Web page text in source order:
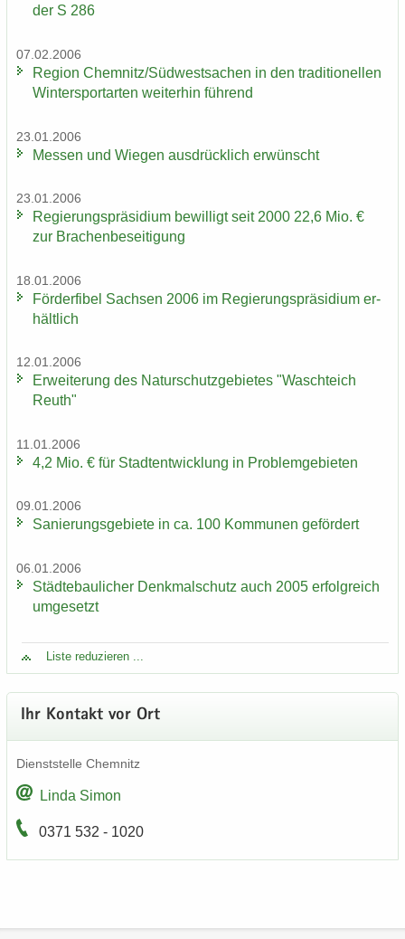
der S 286
07.02.2006
Re­gi­on Chem­nitz/Süd­west­sa­chen in den tra­di­tio­nel­len
Win­ter­sport­ar­ten wei­ter­hin füh­rend
23.01.2006
Mes­sen und Wie­gen aus­drück­lich er­wünscht
23.01.2006
Re­gie­rungs­prä­si­di­um be­wil­ligt seit 2000 22,6 Mio. €
zur Bra­chen­be­sei­ti­gung
18.01.2006
För­der­fi­bel Sach­sen 2006 im Re­gie­rungs­prä­si­di­um er­
hält­lich
12.01.2006
Er­wei­te­rung des Na­tur­schutz­ge­bie­tes "Wasch­teich
Reuth"
11.01.2006
4,2 Mio. € für Stadt­ent­wick­lung in Pro­blem­ge­bie­ten
09.01.2006
Sa­nie­rungs­ge­bie­te in ca. 100 Kom­mu­nen ge­för­dert
06.01.2006
Städ­te­bau­li­cher Denk­mal­schutz auch 2005 er­folg­reich
um­ge­setzt
Liste re­du­zie­ren ...
Ihr Kon­takt vor Ort
Dienst­stel­le Chem­nitz
Linda Simon
0371 532 - 1020